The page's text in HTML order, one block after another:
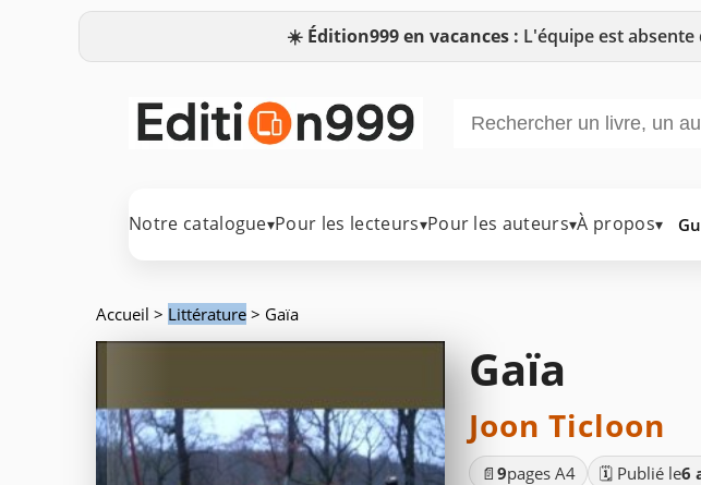
☀️ Édition999 en vacances : L'équipe est absente
Notre catalogue▾Pour les lecteurs▾Pour les auteurs▾À propos▾
Accueil > Littérature > Gaïa
Gaïa
Joon Ticloon
📄 9pages A4 🗓️ Publié le6